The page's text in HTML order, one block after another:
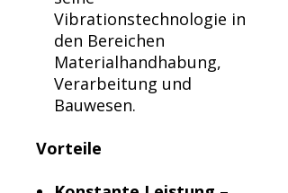
Vibrationstechnologie in
den Bereichen
Materialhandhabung,
Verarbeitung und
Bauwesen.
Vorteile